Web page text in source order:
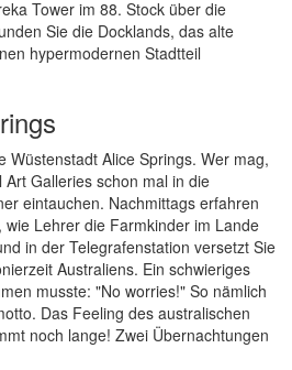
Tower im 88. Stock über die
Sie die Docklands, das alte
hypermodernen Stadtteil
Wüstenstadt Alice Springs. Wer mag,
Galleries schon mal in die
eintauchen. Nachmittags erfahren
wie Lehrer die Farmkinder im Lande
in der Telegrafenstation versetzt Sie
Australiens. Ein schwieriges
musste: "No worries!" So nämlich
Das Feeling des australischen
noch lange! Zwei Übernachtungen